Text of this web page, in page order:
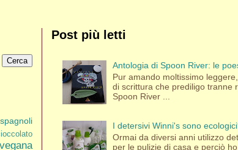
vegana
Post più letti
Antologia di Spoon River: le
Pur amando moltissimo
di scrittura che prediligo tranne
Spoon River ...
I detersivi Winni's sono
Ormai da diversi anni utilizzo
per le pulizie di casa e perciò